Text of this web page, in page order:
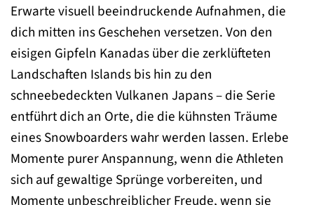
Erwarte visuell beeindruckende Aufnahmen, die
dich mitten ins Geschehen versetzen. Von den
eisigen Gipfeln Kanadas über die zerklüfteten
Landschaften Islands bis hin zu den
schneebedeckten Vulkanen Japans – die Serie
entführt dich an Orte, die die kühnsten Träume
eines Snowboarders wahr werden lassen. Erlebe
Momente purer Anspannung, wenn die Athleten
sich auf gewaltige Sprünge vorbereiten, und
Momente unbeschreiblicher Freude, wenn sie